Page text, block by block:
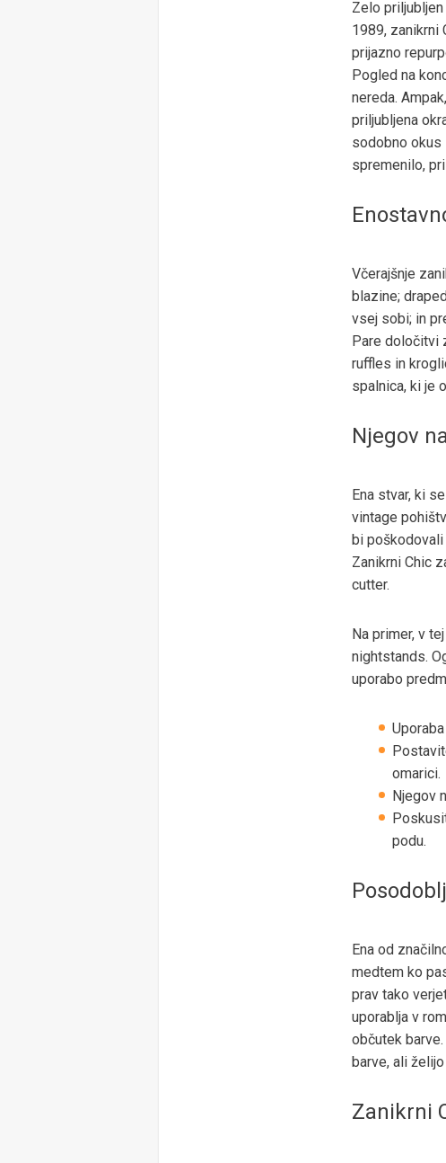
Zelo
1989, zanikrni
prijazno
Pogled na
nereda.
priljubljena
sodobno okus
spremenilo,
Včerajšnje
blazine;
vsej sobi; in
Pare določitvi
ruffles in
spalnica, ki je
Njegov
Ena stvar, ki
vintage
bi
Zanikrni Chic
cutter.
Na primer, v
nightstands.
uporabo
omarici.
Njegov
podu.
Ena od
medtem ko
prav tako
uporablja v
občutek
barve, ali
Zanikrni